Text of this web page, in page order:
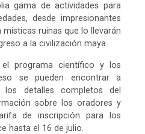
gama de actividades para
desde impresionantes
ruinas que lo llevarán
a la civilización maya.
programa científico y los
se pueden encontrar a
los detalles completos del
sobre los oradores y
de inscripción para los
hasta el 16 de julio.